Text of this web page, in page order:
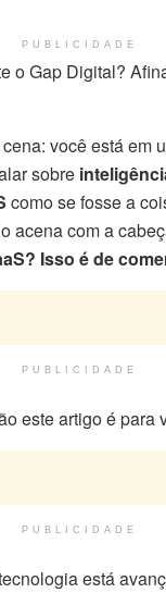
PUBLICIDADE
o Gap Digital?
você está em
sobre
como se fosse a
acena com a
Isso é de
PUBLICIDADE
este artigo é para
PUBLICIDADE
está